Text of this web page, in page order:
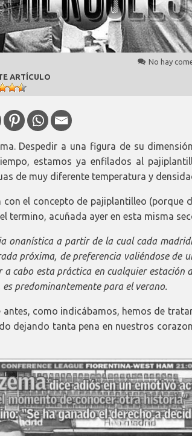
No hay
ARTÍCULO
Despedir a una figura de su
estamos ya enfilados al
de muy diferente temperatura y
el concepto de pajiplantilleo (porque
termino, acuñada ayer en esta misma
onanística a partir de la cual cada
próxima, de preferencia valiéndose de
cabo esta práctica en cualquier estación
predominantemente para el verano.
como indicábamos, hemos de
dejando tanta pena en nuestros